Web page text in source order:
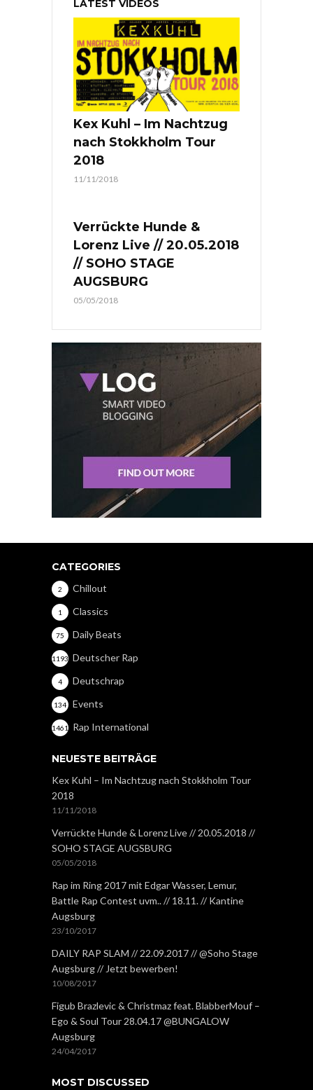
LATEST VIDEOS
Kex Kuhl – Im Nachtzug
nach Stokkholm Tour
2018
11/11/2018
Verrückte Hunde &
Lorenz Live // 20.05.2018
// SOHO STAGE
AUGSBURG
05/05/2018
CATEGORIES
Chillout
2
Classics
1
Daily Beats
75
Deutscher Rap
1193
Deutschrap
4
Events
134
Rap International
1461
NEUESTE BEITRÄGE
Kex Kuhl – Im Nachtzug nach Stokkholm Tour
2018
11/11/2018
Verrückte Hunde & Lorenz Live // 20.05.2018 //
SOHO STAGE AUGSBURG
05/05/2018
Rap im Ring 2017 mit Edgar Wasser, Lemur,
Battle Rap Contest uvm.. // 18.11. // Kantine
Augsburg
23/10/2017
DAILY RAP SLAM // 22.09.2017 // @Soho Stage
Augsburg // Jetzt bewerben!
10/08/2017
Figub Brazlevic & Christmaz feat. BlabberMouf –
Ego & Soul Tour 28.04.17 @BUNGALOW
Augsburg
24/04/2017
MOST DISCUSSED